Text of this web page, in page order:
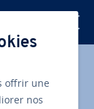
offrir une
nos